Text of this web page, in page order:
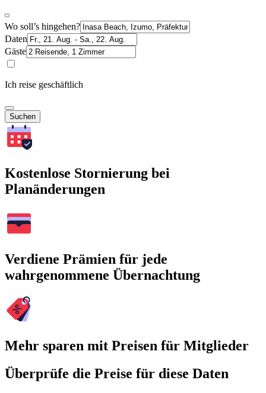
Wo soll’s hingehen?
Daten
Gäste
Ich reise geschäftlich
Suchen
Kostenlose Stornierung bei
Planänderungen
Verdiene Prämien für jede
wahrgenommene Übernachtung
Mehr sparen mit Preisen für Mitglieder
Überprüfe die Preise für diese Daten